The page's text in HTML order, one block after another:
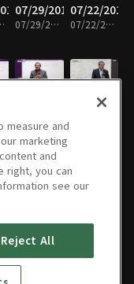
31분
07/29/2019
07/29/2019 • 31분
07/22/2019
07/22/2019 • 31분
06/10/2019
05/06/201904/29/2019
measure and
marketing
and
right, you can
see our
Reject All